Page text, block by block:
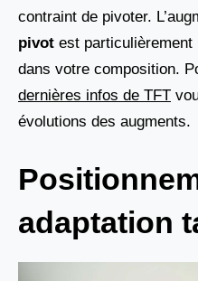
contraint de pivoter.
pivot est
dans votre composition.
dernières infos de TFT
évolutions des augments.
adaptation